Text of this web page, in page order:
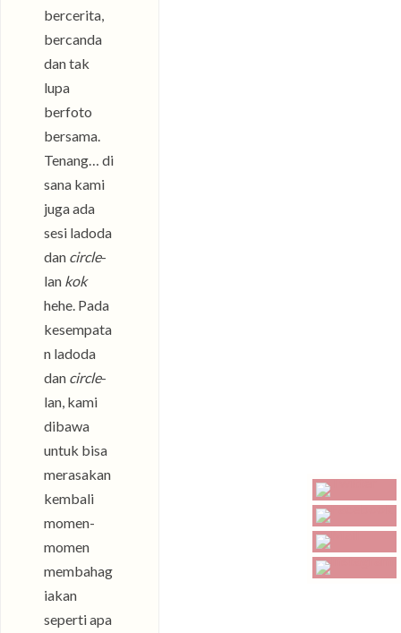
bercerita,
bercanda
dan tak
lupa
berfoto
bersama.
Tenang… di
sana kami
juga ada
sesi ladoda
dan circle-
lan kok
hehe. Pada
kesempata
n ladoda
dan circle-
lan, kami
dibawa
untuk bisa
merasakan
kembali
momen-
momen
membahag
iakan
seperti apa